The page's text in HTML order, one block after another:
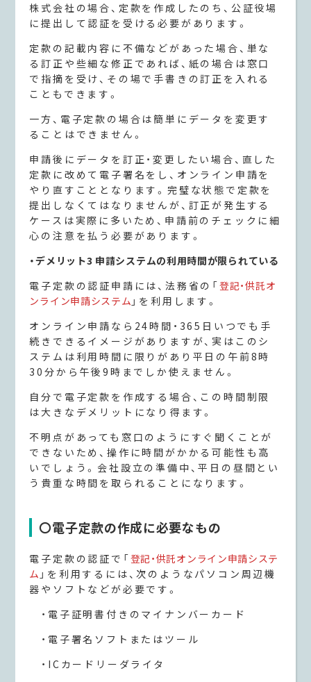
株式会社の場合、定款を作成したのち、公証役場
に提出して認証を受ける必要があります。
定款の記載内容に不備などがあった場合、単な
る訂正や些細な修正であれば、紙の場合は窓口
で指摘を受け、その場で手書きの訂正を入れる
こともできます。
一方、電子定款の場合は簡単にデータを変更す
ることはできません。
申請後にデータを訂正・変更したい場合、直した
定款に改めて電子署名をし、オンライン申請を
やり直すこととなります。完璧な状態で定款を
提出しなくてはなりませんが、訂正が発生する
ケースは実際に多いため、申請前のチェックに細
心の注意を払う必要があります。
・デメリット3 申請システムの利用時間が限られている
電子定款の認証申請には、法務省の「登記・供託オ
ンライン申請システム 」を利用します。
オンライン申請なら24時間・365日いつでも手
続きできるイメージがありますが、実はこのシ
ステムは利用時間に限りがあり平日の午前8時
30分から午後9時までしか使えません。
自分で電子定款を作成する場合、この時間制限
は大きなデメリットになり得ます。
不明点があっても窓口のようにすぐ聞くことが
できないため、操作に時間がかかる可能性も高
いでしょう。会社設立の準備中、平日の昼間とい
う貴重な時間を取られることになります。
〇電子定款の作成に必要なもの
電子定款の認証で「登記・供託オンライン申請システ
ム 」を利用するには、次のようなパソコン周辺機
器やソフトなどが必要です。
・電子証明書付きのマイナンバーカード
・電子署名ソフトまたはツール
・ICカードリーダライタ